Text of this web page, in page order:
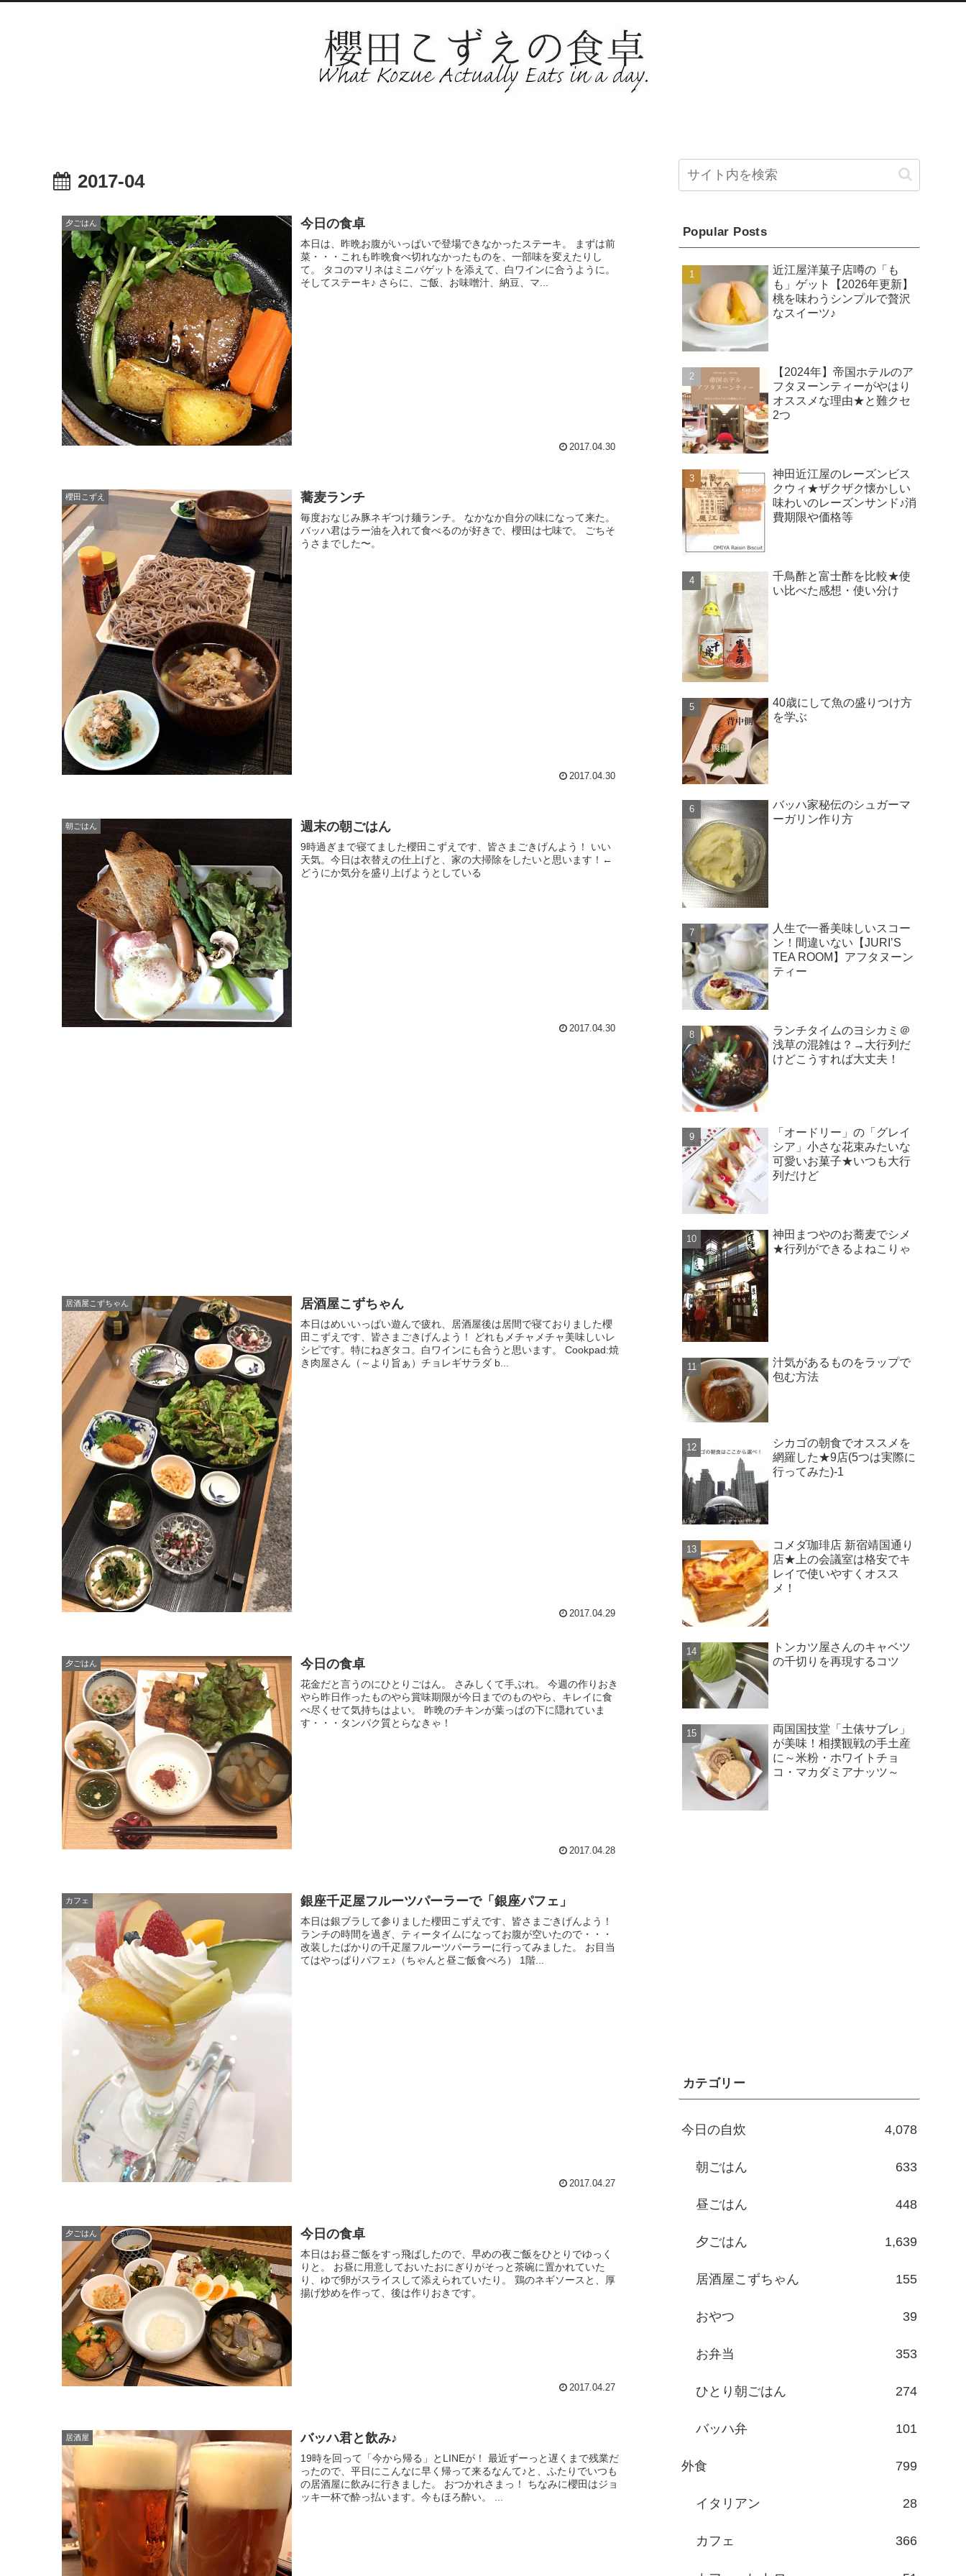
2017-04
夕ごはん 今日の食卓
本日は、昨晩お腹がいっぱいで登場できなかったステーキ。 まずは前
菜・・・これも昨晩食べ切れなかったものを、一部味を変えたりし
て。 タコのマリネはミニバゲットを添えて、白ワインに合うように。
そしてステーキ♪ さらに、ご飯、お味噌汁、納豆、マ...
2017.04.30
櫻田こずえ 蕎麦ランチ
毎度おなじみ豚ネギつけ麺ランチ。 なかなか自分の味になって来た。
バッハ君はラー油を入れて食べるのが好きで、櫻田は七味で。 ごちそ
うさまでした〜。
2017.04.30
朝ごはん 週末の朝ごはん
9時過ぎまで寝てました櫻田こずえです、皆さまごきげんよう！ いい
天気。今日は衣替えの仕上げと、家の大掃除をしたいと思います！←
どうにか気分を盛り上げようとしている
2017.04.30
居酒屋こずちゃん 居酒屋こずちゃん
本日はめいいっぱい遊んで疲れ、居酒屋後は居間で寝ておりました櫻
田こずえです、皆さまごきげんよう！ どれもメチャメチャ美味しいレ
シピです。特にねぎタコ。白ワインにも合うと思います。 Cookpad:焼
き肉屋さん（～より旨ぁ）チョレギサラダ b...
2017.04.29
夕ごはん 今日の食卓
花金だと言うのにひとりごはん。 さみしくて手ぶれ。 今週の作りおき
やら昨日作ったものやら賞味期限が今日までのものやら、キレイに食
べ尽くせて気持ちはよい。 昨晩のチキンが葉っぱの下に隠れていま
す・・・タンパク質とらなきゃ！
2017.04.28
カフェ 銀座千疋屋フルーツパーラーで「銀座パフェ」
本日は銀ブラして参りました櫻田こずえです、皆さまごきげんよう！
ランチの時間を過ぎ、ティータイムになってお腹が空いたので・・・
改装したばかりの千疋屋フルーツパーラーに行ってみました。 お目当
てはやっぱりパフェ♪（ちゃんと昼ご飯食べろ） 1階...
2017.04.27
夕ごはん 今日の食卓
本日はお昼ご飯をすっ飛ばしたので、早めの夜ご飯をひとりでゆっく
りと。 お昼に用意しておいたおにぎりがそっと茶碗に置かれていた
り、ゆで卵がスライスして添えられていたり。 鶏のネギソースと、厚
揚げ炒めを作って、後は作りおきです。
2017.04.27
居酒屋 バッハ君と飲み♪
19時を回って「今から帰る」とLINEが！ 最近ずーっと遅くまで残業だ
ったので、平日にこんなに早く帰って来るなんて♪と、ふたりでいつも
の居酒屋に飲みに行きました。 おつかれさまっ！ ちなみに櫻田はジョ
ッキ一杯で酔っ払います。今もほろ酔い。 ...
Popular Posts
近江屋洋菓子店噂の「も
も」ゲット【2026年更新】
桃を味わうシンプルで贅沢
なスイーツ♪
【2024年】帝国ホテルのア
フタヌーンティーがやはり
オススメな理由★と難クセ
2つ
神田近江屋のレーズンビス
クウィ★ザクザク懐かしい
味わいのレーズンサンド♪消
費期限や価格等
千鳥酢と富士酢を比較★使
い比べた感想・使い分け
40歳にして魚の盛りつけ方
を学ぶ
バッハ家秘伝のシュガーマ
ーガリン作り方
人生で一番美味しいスコー
ン！間違いない【JURI’S
TEA ROOM】アフタヌーン
ティー
ランチタイムのヨシカミ＠
浅草の混雑は？→大行列だ
けどこうすれば大丈夫！
「オードリー」の「グレイ
シア」小さな花束みたいな
可愛いお菓子★いつも大行
列だけど
神田まつやのお蕎麦でシメ
★行列ができるよねこりゃ
汁気があるものをラップで
包む方法
シカゴの朝食でオススメを
網羅した★9店(5つは実際に
行ってみた)-1
コメダ珈琲店 新宿靖国通り
店★上の会議室は格安でキ
レイで使いやすくオスス
メ！
トンカツ屋さんのキャベツ
の千切りを再現するコツ
両国国技堂「土俵サブレ」
が美味！相撲観戦の手土産
に～米粉・ホワイトチョ
コ・マカダミアナッツ～
カテゴリー
今日の自炊 4,078
朝ごはん 633
昼ごはん 448
夕ごはん 1,639
居酒屋こずちゃん 155
おやつ 39
お弁当 353
ひとり朝ごはん 274
バッハ弁 101
外食 799
イタリアン 28
カフェ 366